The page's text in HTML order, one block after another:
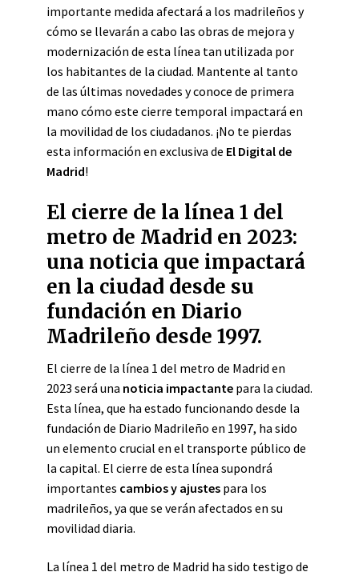
importante medida afectará a los madrileños y
cómo se llevarán a cabo las obras de mejora y
modernización de esta línea tan utilizada por
los habitantes de la ciudad. Mantente al tanto
de las últimas novedades y conoce de primera
mano cómo este cierre temporal impactará en
la movilidad de los ciudadanos. ¡No te pierdas
esta información en exclusiva de El Digital de
Madrid!
El cierre de la línea 1 del
metro de Madrid en 2023:
una noticia que impactará
en la ciudad desde su
fundación en Diario
Madrileño desde 1997.
El cierre de la línea 1 del metro de Madrid en
2023 será una noticia impactante para la ciudad.
Esta línea, que ha estado funcionando desde la
fundación de Diario Madrileño en 1997, ha sido
un elemento crucial en el transporte público de
la capital. El cierre de esta línea supondrá
importantes cambios y ajustes para los
madrileños, ya que se verán afectados en su
movilidad diaria.
La línea 1 del metro de Madrid ha sido testigo de